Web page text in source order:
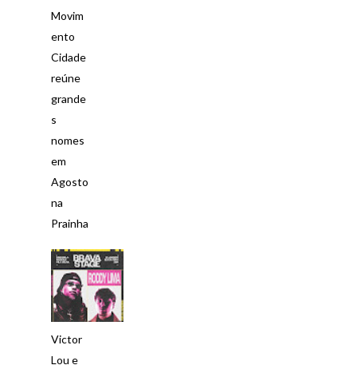
Movim
ento
Cidade
reúne
grande
s
nomes
em
Agosto
na
Prainha
Victor
Lou e